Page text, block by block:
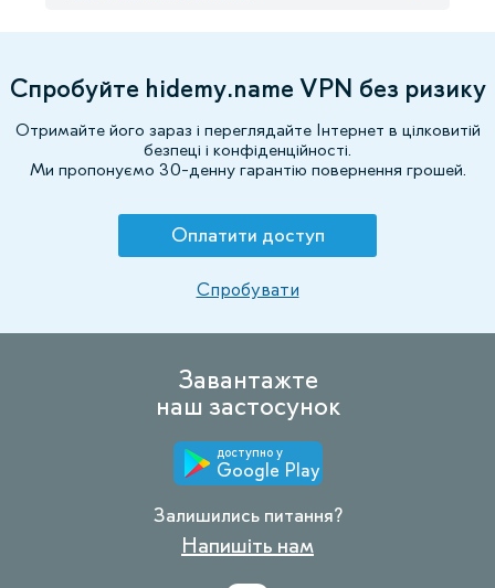
Спробуйте hidemy.name VPN без ризику
Отримайте його зараз і переглядайте Інтернет в цілковитій
безпеці і конфіденційності.
Ми пропонуємо 30-денну гарантію повернення грошей.
Оплатити доступ
Спробувати
Завантажте
наш застосунок
доступно у
Google Play
Залишились питання?
Напишіть нам